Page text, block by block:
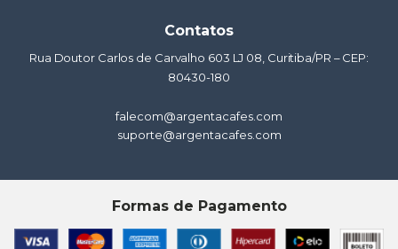
Contatos
Rua Doutor Carlos de Carvalho 603 LJ 08, Curitiba/PR – CEP:
80430-180
falecom@argentacafes.com
suporte@argentacafes.com
Formas de Pagamento